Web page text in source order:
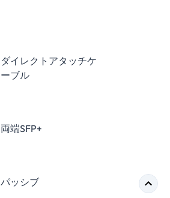
ダイレクトアタッチケ
ーブル
両端SFP+
パッシブ